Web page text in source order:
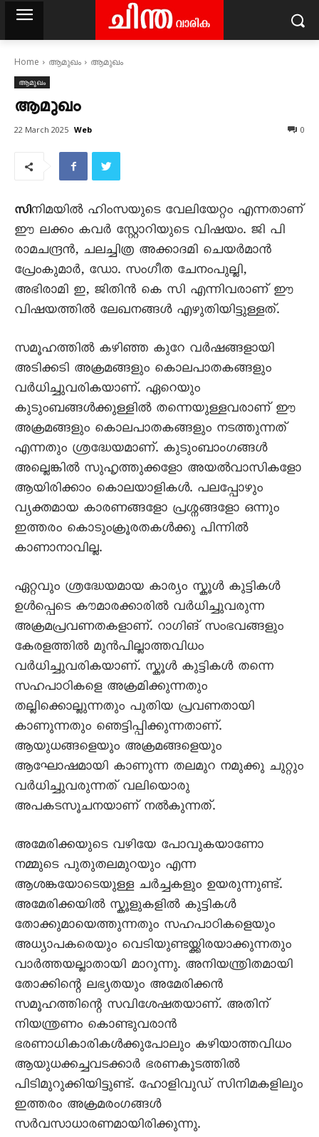
Home ആമുഖം ആമുഖം
ആമുഖം
ആമുഖം
22 March 2025 Web 0
സിനിമയിൽ ഹിംസയുടെ വേലിയേറ്റം എന്നതാണ്
ഈ ലക്കം കവർ സ്റ്റോറിയുടെ വിഷയം. ജി പി
രാമചന്ദ്രൻ, ചലച്ചിത്ര അക്കാദമി ചെയർമാൻ
പ്രേംകുമാർ, ഡോ. സംഗീത ചേനംപുല്ലി,
അഭിരാമി ഇ, ജിതിൻ കെ സി എന്നിവരാണ് ഈ
വിഷയത്തിൽ ലേഖനങ്ങൾ എഴുതിയിട്ടുള്ളത്.
സമൂഹത്തിൽ കഴിഞ്ഞ കുറേ വർഷങ്ങളായി
അടിക്കടി അക്രമങ്ങളും കൊലപാതകങ്ങളും
വർധിച്ചുവരികയാണ്. ഏറെയും
കുടുംബങ്ങൾക്കുള്ളിൽ തന്നെയുള്ളവരാണ് ഈ
അക്രമങ്ങളും കൊലപാതകങ്ങളും നടത്തുന്നത്
എന്നതും ശ്രദ്ധേയമാണ്. കുടുംബാംഗങ്ങൾ
അല്ലെങ്കിൽ സുഹൃത്തുക്കളോ അയൽവാസികളോ
ആയിരിക്കാം കൊലയാളികൾ. പലപ്പോഴും
വ്യക്തമായ കാരണങ്ങളോ പ്രശ്നങ്ങളോ ഒന്നും
ഇത്തരം കൊടുംക്രൂരതകൾക്കു പിന്നിൽ
കാണാനാവില്ല.
ഏറ്റവും ശ്രദ്ധേയമായ കാര്യം സ്കൂൾ കുട്ടികൾ
ഉൾപ്പെടെ കൗമാരക്കാരിൽ വർധിച്ചുവരുന്ന
അക്രമപ്രവണതകളാണ്. റാഗിങ് സംഭവങ്ങളും
കേരളത്തിൽ മുൻപില്ലാത്തവിധം
വർധിച്ചുവരികയാണ്. സ്കൂൾ കുട്ടികൾ തന്നെ
സഹപാഠികളെ അക്രമിക്കുന്നതും
തല്ലിക്കൊല്ലുന്നതും പുതിയ പ്രവണതായി
കാണുന്നതും ഞെട്ടിപ്പിക്കുന്നതാണ്.
ആയുധങ്ങളെയും അക്രമങ്ങളെയും
ആഘോഷമായി കാണുന്ന തലമുറ നമുക്കു ചുറ്റും
വർധിച്ചുവരുന്നത് വലിയൊരു
അപകടസൂചനയാണ് നൽകുന്നത്.
അമേരിക്കയുടെ വഴിയേ പോവുകയാണോ
നമ്മുടെ പുതുതലമുറയും എന്ന
ആശങ്കയോടെയുള്ള ചർച്ചകളും ഉയരുന്നുണ്ട്.
അമേരിക്കയിൽ സ്കൂളുകളിൽ കുട്ടികൾ
തോക്കുമായെത്തുന്നതും സഹപാഠികളെയും
അധ്യാപകരെയും വെടിയുണ്ടയ്ക്കിരയാക്കുന്നതും
വാർത്തയല്ലാതായി മാറുന്നു. അനിയന്ത്രിതമായി
തോക്കിന്റെ ലഭ്യതയും അമേരിക്കൻ
സമൂഹത്തിന്റെ സവിശേഷതയാണ്. അതിന്
നിയന്ത്രണം കൊണ്ടുവരാൻ
ഭരണാധികാരികൾക്കുപോലും കഴിയാത്തവിധം
ആയുധക്കച്ചവടക്കാർ ഭരണകൂടത്തിൽ
പിടിമുറുക്കിയിട്ടുണ്ട്. ഹോളിവുഡ് സിനിമകളിലും
ഇത്തരം അക്രമരംഗങ്ങൾ
സർവസാധാരണമായിരിക്കുന്നു.